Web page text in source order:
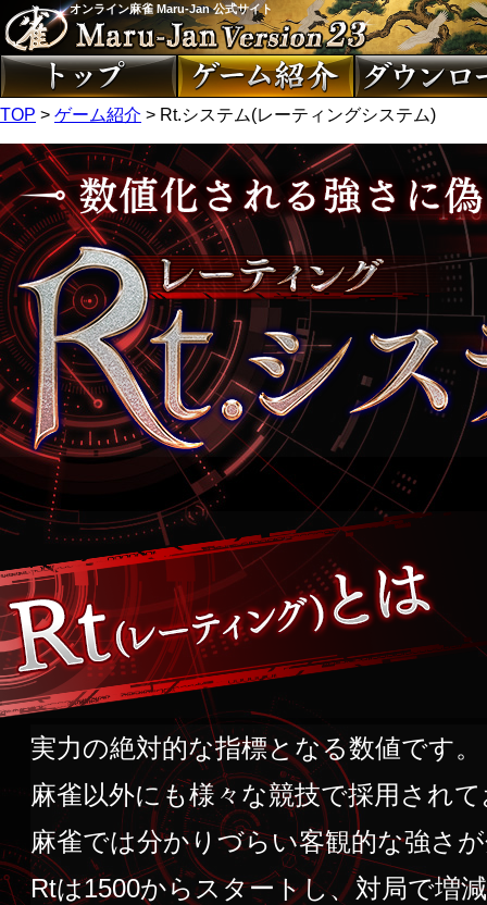
オンライン麻雀 Maru-Jan 公式サイト
TOP > ゲーム紹介 > Rt.システム(レーティングシステム)
実力の絶対的な指標となる数値です。
麻雀以外にも様々な競技で採用され
麻雀では分かりづらい客観的な強さ
Rtは1500からスタートし、対局で増